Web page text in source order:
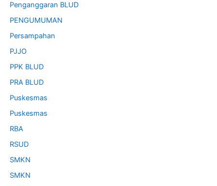
Penganggaran BLUD
PENGUMUMAN
Persampahan
PJJO
PPK BLUD
PRA BLUD
Puskesmas
Puskesmas
RBA
RSUD
SMKN
SMKN